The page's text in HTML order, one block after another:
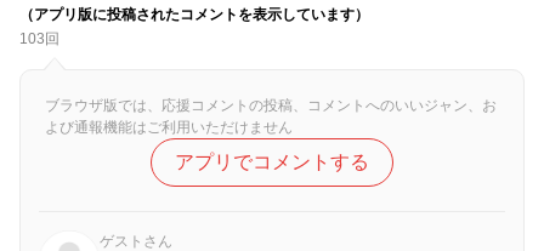
（アプリ版に投稿されたコメントを表示しています）
103回
ブラウザ版では、応援コメントの投稿、コメントへのいいジャン、お
よび通報機能はご利用いただけません
アプリでコメントする
ゲストさん